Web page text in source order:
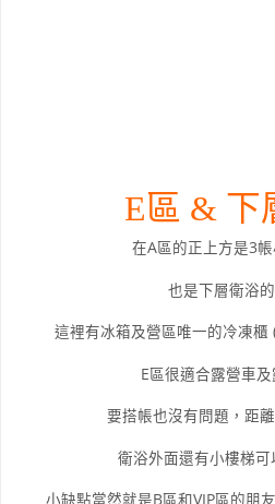
E區 & 下
在A區的正上方是3
也是下層衛浴
這裡有冰箱及營區唯一的冷凍櫃
E區很適合露營車
要搭帳也沒有問題，距
衛浴外面還有小樓梯
小缺點當然就是B區和VIP區的朋